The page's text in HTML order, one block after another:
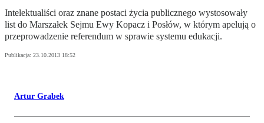
Intelektualiści oraz znane postaci życia publicznego wystosowały
list do Marszałek Sejmu Ewy Kopacz i Posłów, w którym apelują o
przeprowadzenie referendum w sprawie systemu edukacji.
Publikacja: 23.10.2013 18:52
Artur Grabek